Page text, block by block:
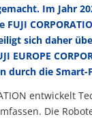
Im Jahr
FUJI
sich daher
EUROPE
durch die
Die